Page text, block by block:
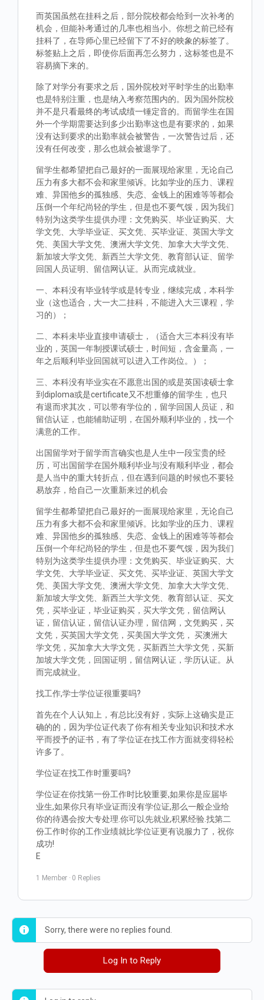
而英国虽然在挂科之后，部分院校都会给到一次补考的
机会，但能补考通过的几率也相当小。你想之前已经有
挂科了，在导师心里已经留下了不好的映象的标签了。
标签贴上之后，即使你后面再怎么努力，这标签也是不
容易摘下来的。
除了对学分有要求之后，国外院校对平时学生的出勤率
也是特别注重，也是纳入考察范围内的。因为国外院校
并不是只看最终的考试成绩一锤定音的。而留学生在国
外一个学期需要达到多少出勤率这也是有要求的，如果
没有达到要求的出勤率就会被警告，一次警告过后，还
没有任何改变，那么也就会被退学了。
留学生都希望把自己最好的一面展现给家里，无论自己
压力有多大都不会和家里倾诉。比如学业的压力、课程
难、异国他乡的孤独感、失恋、金钱上的困难等等都会
压倒一个年纪尚轻的学生，但是也不要气馁，因为我们
特别为这类学生提供办理：文凭购买、毕业证购买、大
学文凭、大学毕业证、买文凭、买毕业证、英国大学文
凭、美国大学文凭、澳洲大学文凭、加拿大大学文凭、
新加坡大学文凭、新西兰大学文凭、教育部认证、留学
回国人员证明、留信网认证。从而完成就业。
一、本科没有毕业转学或是转专业，继续完成，本科学
业（这也适合，大一大二挂科，不能进入大三课程，学
习的）；
二、本科未毕业直接申请硕士，（适合大三本科没有毕
业的，英国一年制授课试硕士，时间短，含金量高，一
年之后顺利毕业回国就可以进入工作岗位。）；
三、本科没有毕业实在不愿意出国的或是英国读硕士拿
到diploma或是certificate又不想重修的留学生，也只
有退而求其次，可以带有学位的，留学回国人员证，和
留信认证，也能辅助证明，在国外顺利毕业的，找一个
满意的工作。
出国留学对于留学而言确实也是人生中一段宝贵的经
历，可出国留学在国外顺利毕业与没有顺利毕业，都会
是人当中的重大转折点，但在遇到问题的时候也不要轻
易放弃，给自己一次重新来过的机会
留学生都希望把自己最好的一面展现给家里，无论自己
压力有多大都不会和家里倾诉。比如学业的压力、课程
难、异国他乡的孤独感、失恋、金钱上的困难等等都会
压倒一个年纪尚轻的学生，但是也不要气馁，因为我们
特别为这类学生提供办理：文凭购买、毕业证购买、大
学文凭、大学毕业证、买文凭、买毕业证、英国大学文
凭、美国大学文凭、澳洲大学文凭、加拿大大学文凭、
新加坡大学文凭、新西兰大学文凭、教育部认证、买文
凭，买毕业证，毕业证购买，买大学文凭，留信网认
证，留信认证，留信认证办理，留信网，文凭购买，买
文凭，买英国大学文凭，买美国大学文凭， 买澳洲大
学文凭，买加拿大大学文凭，买新西兰大学文凭，买新
加坡大学文凭，回国证明，留信网认证，学历认证。从
而完成就业。
找工作,学士学位证很重要吗?
首先在个人认知上，有总比没有好，实际上这确实是正
确的的，因为学位证代表了你有相关专业知识和技术水
平而授予的证书，有了学位证在找工作方面就变得轻松
许多了。
学位证在找工作时重要吗?
学位证在你找第一份工作时比较重要,如果你是应届毕
业生,如果你只有毕业证而没有学位证,那么一般企业给
你的待遇会按大专处理.你可以先就业,积累经验.找第二
份工作时你的工作业绩就比学位证更有说服力了，祝你
成功!
E
1 Member · 0 Replies
Sorry, there were no replies found.
Log In to Reply